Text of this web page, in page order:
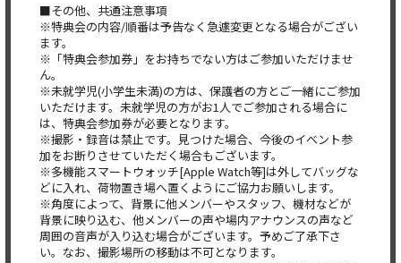
■その他、共通注意事項
※特典会の内容/順番は予告なく急遽変更となる場合がござい
ます。
※「特典会参加券」をお持ちでない方はご参加いただけませ
ん。
※未就学児(小学生未満)の方は、保護者の方とご一緒にご参加
いただけます。未就学児の方がお1人でご参加される場合に
は、特典会参加券が必要となります。
※撮影・録音は禁止です。見つけた場合、今後のイベント参
加をお断りさせていただく場合もございます。
※多機能スマートウォッチ[Apple Watch等]は外してバッグな
どに入れ、荷物置き場へ置くようにご協力お願いします。
※角度によって、背景に他メンバーやスタッフ、機材などが
背景に映り込む、他メンバーの声や場内アナウンスの声など
周囲の音声が入り込む場合がございます。予めご了承下さ
い。なお、撮影場所の移動は不可となります。